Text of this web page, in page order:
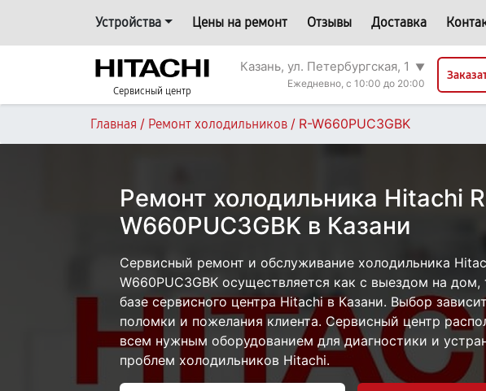
Устройства Цены на ремонт Отзывы Доставка
Сервисный центр
Казань, ул. Петербургская, 1
▼
Ежедневно, с 10:00 до 20:00
Главная / Ремонт холодильников / R-W660PUC3GBK
Ремонт холодильника Hitachi
W660PUC3GBK в Казани
Сервисный ремонт и обслуживание холодильника
W660PUC3GBK осуществляется как с выездом на дом,
базе сервисного центра Hitachi в Казани. Выбор
поломки и пожелания клиента. Сервисный центр
всем нужным оборудованием для диагностики и
проблем холодильников Hitachi.